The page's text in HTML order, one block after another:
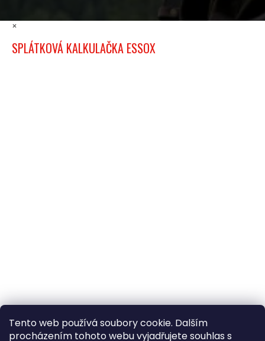
Tento web používá soubory cookie. Dalším
procházením tohoto webu vyjadřujete souhlas s
×
SPLÁTKOVÁ KALKULAČKA ESSOX